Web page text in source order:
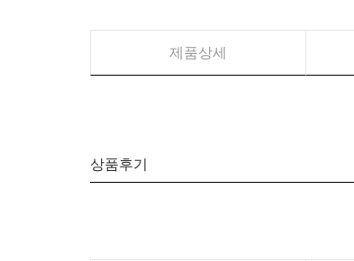
제품상세
상품후기